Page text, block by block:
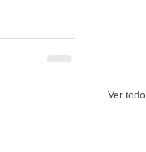
Ver todo